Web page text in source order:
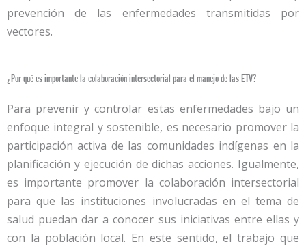
prevención de las enfermedades transmitidas por
vectores.
¿Por qué es importante la colaboración intersectorial para el manejo de las ETV?
Para prevenir y controlar estas enfermedades bajo un
enfoque integral y sostenible, es necesario promover la
participación activa de las comunidades indígenas en la
planificación y ejecución de dichas acciones. Igualmente,
es importante promover la colaboración intersectorial
para que las instituciones involucradas en el tema de
salud puedan dar a conocer sus iniciativas entre ellas y
con la población local. En este sentido, el trabajo que